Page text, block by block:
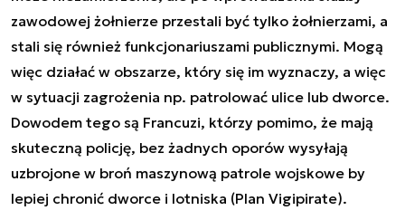
zawodowej żołnierze przestali być tylko żołnierzami, a
stali się również funkcjonariuszami publicznymi. Mogą
więc działać w obszarze, który się im wyznaczy, a więc
w sytuacji zagrożenia np. patrolować ulice lub dworce.
Dowodem tego są Francuzi, którzy pomimo, że mają
skuteczną policję, bez żadnych oporów wysyłają
uzbrojone w broń maszynową patrole wojskowe by
lepiej chronić dworce i lotniska (Plan Vigipirate).